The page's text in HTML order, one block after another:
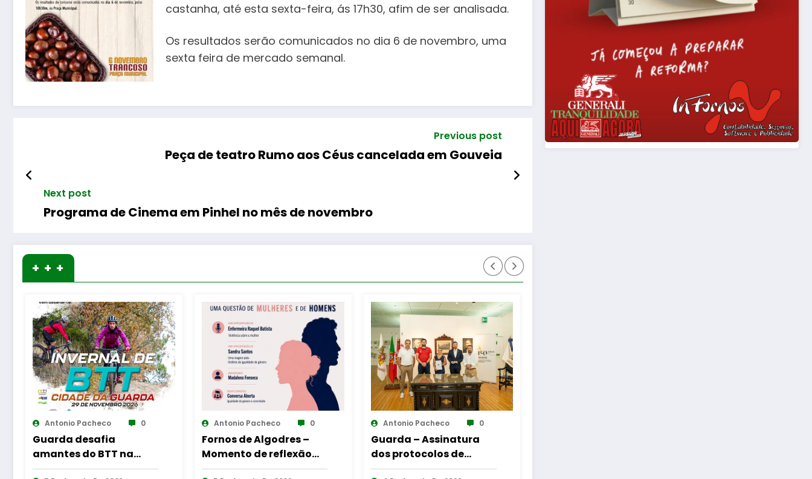
castanha, até esta sexta-feira, ás 17h30, afim de ser analisada.
Os resultados serão comunicados no dia 6 de novembro, uma
sexta feira de mercado semanal.
Previous post
Peça de teatro Rumo aos Céus cancelada em Gouveia
Next post
Programa de Cinema em Pinhel no mês de novembro
+ + +
Antonio Pacheco
Fornos de Algodres –
Momento de reflexão
“As Tecedeiras – Uma
Antonio Pacheco
Guarda – Assinatura
dos protocolos de
cooperação entre
Antonio Pacheco
Reinauguração da
Cabine de Leitura em
Gouveia